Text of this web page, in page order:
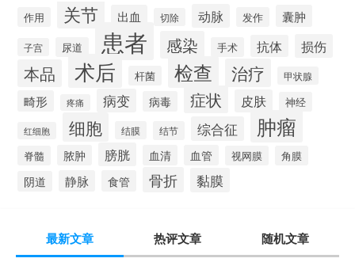
作用 关节 出血 切除 动脉 发作 囊肿
子宫 尿道 患者 感染 手术 抗体 损伤
本品 术后 杆菌 检查 治疗 甲状腺
畸形 疼痛 病变 病毒 症状 皮肤 神经
红细胞 细胞 结膜 结节 综合征 肿瘤
脊髓 脓肿 膀胱 血清 血管 视网膜 角膜
阴道 静脉 食管 骨折 黏膜
最新文章 热评文章 随机文章